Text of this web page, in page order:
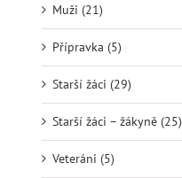
Muži (21)
Přípravka (5)
Starší žáci (29)
Starší žáci – žákyně (25)
Veteráni (5)